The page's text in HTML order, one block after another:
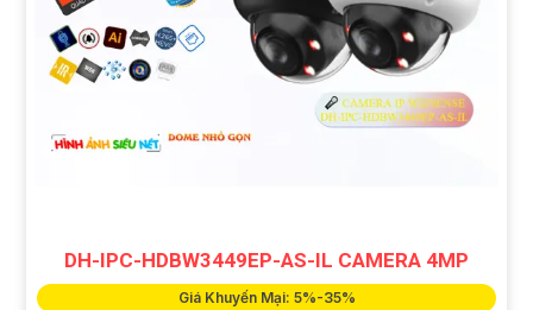
DH-IPC-HDBW3449EP-AS-IL CAMERA 4MP
Giá Khuyến Mại: 5%-35%